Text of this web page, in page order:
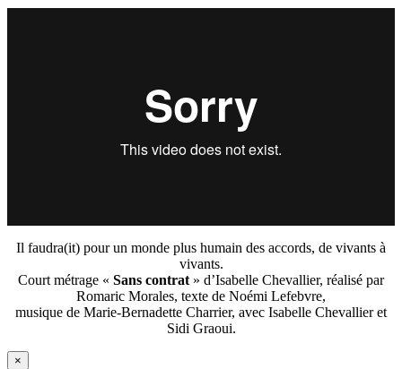
Il faudra(it) pour un monde plus humain des accords, de vivants à
vivants.
Court métrage « Sans contrat » d’Isabelle Chevallier, réalisé par
Romaric Morales, texte de Noémi Lefebvre,
musique de Marie-Bernadette Charrier, avec Isabelle Chevallier et
Sidi Graoui.
×